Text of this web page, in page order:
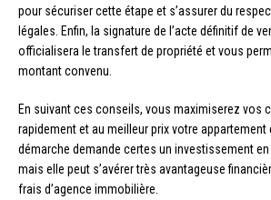
pour sécuriser cette étape et s’assurer du
légales. Enfin, la signature de l’acte définitif de
officialisera le transfert de propriété et vous
montant convenu.
En suivant ces conseils, vous maximiserez vos
rapidement et au meilleur prix votre appartement
démarche demande certes un investissement
mais elle peut s’avérer très avantageuse
frais d’agence immobilière.